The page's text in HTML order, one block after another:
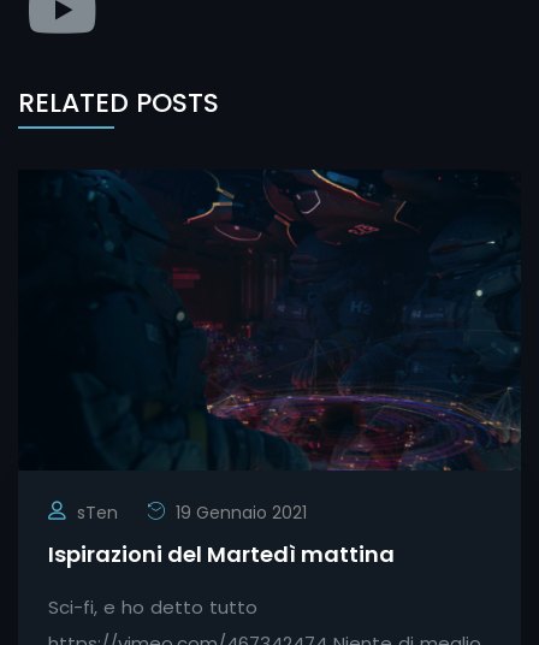
RELATED POSTS
sTen 19 Gennaio 2021
Ispirazioni del Martedì mattina
Sci-fi, e ho detto tutto